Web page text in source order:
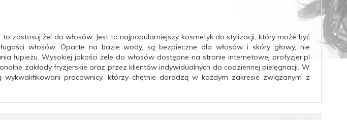
zastosuj żel do włosów. Jest to najpopularniejszy kosmetyk do stylizacji, który może być
włosów. Oparte na bazie wody, są bezpieczne dla włosów i skóry głowy, nie
łupieżu. Wysokiej jakości żele do włosów dostępne na stronie internetowej profyzjer.pl
zakłady fryzjerskie oraz przez klientów indywidualnych do codziennej pielęgnacji. W
wykwalifikowani pracownicy, którzy chętnie doradzą w każdym zakresie związanym z